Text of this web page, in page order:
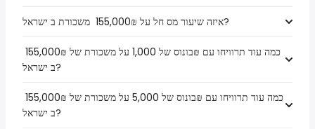
איזה שיעור מס חל על ₪‏155,000 ‏ משכורת ב ישראל?
ב ישראל?
ב ישראל?